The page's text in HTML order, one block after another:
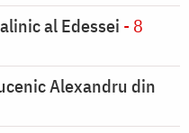
al Edessei - 8
Alexandru din